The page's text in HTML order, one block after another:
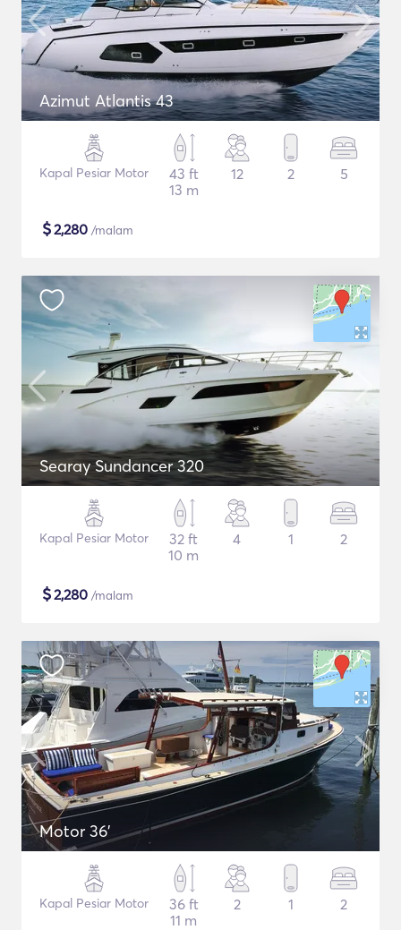
Azimut Atlantis 43
Kapal Pesiar Motor
43 ft
13 m
12 2 5
$2,280 /malam
Searay Sundancer 320
Kapal Pesiar Motor
32 ft
10 m
4 1 2
$2,280 /malam
Motor 36'
Kapal Pesiar Motor
36 ft
11 m
2 1 2